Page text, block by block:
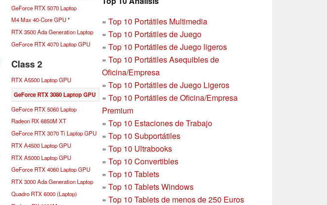
GeForce RTX 5070 Laptop
M4 Max 40-Core GPU*
RTX 3500 Ada Generation Laptop
GeForce RTX 4070 Laptop GPU
Class 2
RTX A5500 Laptop GPU
GeForce RTX 3080 Laptop GPU
GeForce RTX 5060 Laptop
Radeon RX 6850M XT
GeForce RTX 3070 Ti Laptop GPU
RTX A4500 Laptop GPU
RTX A5000 Laptop GPU
GeForce RTX 4060 Laptop GPU
RTX 3000 Ada Generation Laptop
Quadro RTX 6000 (Laptop)
» Top 10 Portátiles Multimedia
» Top 10 Portátiles de Juego
» Top 10 Portátiles de Juego ligeros
» Top 10 Portátiles Asequibles de
Oficina/Empresa
» Top 10 Portátiles de Juego Ligeros
» Top 10 Portátiles de Oficina/Empresa
Premium
» Top 10 Estaciones de Trabajo
» Top 10 Subportátiles
» Top 10 Ultrabooks
» Top 10 Convertibles
» Top 10 Tablets
» Top 10 Tablets Windows
» Top 10 Tablets de menos de 250 Euros